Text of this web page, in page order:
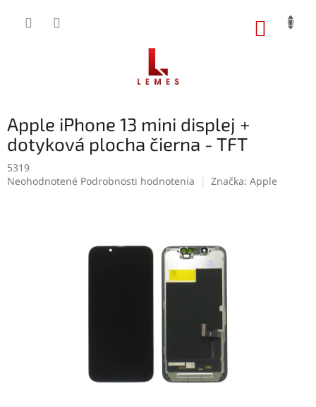
Apple iPhone 13 mini displej +
dotyková plocha čierna - TFT
5319
Priemerné
Neohodnotené Podrobnosti hodnotenia Značka: Apple